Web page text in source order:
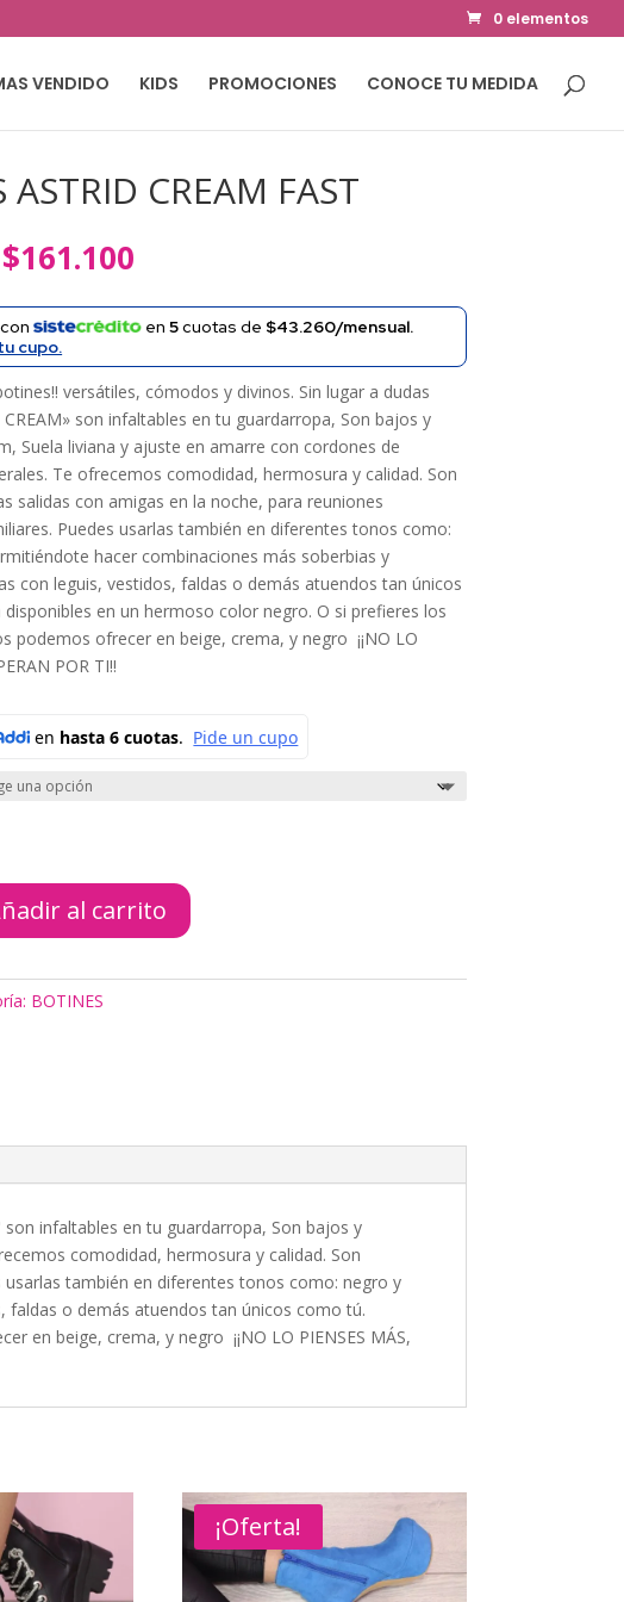
0 elementos
VENDIDO KIDS PROMOCIONES CONOCE TU MEDIDA
ASTRID CREAM FAST
El
precio
original
era:
$179.000.
$161.100El
actual
es:
$161.100.
en5cuotas de $43.260/mensual.
cupo.
versátiles, cómodos y divinos. Sin lugar a dudas
son infaltables en tu guardarropa, Son bajos y
Suela liviana y ajuste en amarre con cordones de
Te ofrecemos comodidad, hermosura y calidad. Son
salidas con amigas en la noche, para reuniones
Puedes usarlas también en diferentes tonos como:
hacer combinaciones más soberbias y
con leguis, vestidos, faldas o demás atuendos tan únicos
en un hermoso color negro. O si prefieres los
podemos ofrecer en beige, crema, y negro ¡¡NO LO
POR TI!!
al carrito
BOTINES
son infaltables en tu guardarropa, Son bajos y
comodidad, hermosura y calidad. Son
también en diferentes tonos como: negro y
faldas o demás atuendos tan únicos como tú.
en beige, crema, y negro ¡¡NO LO PIENSES MÁS,
¡Oferta!